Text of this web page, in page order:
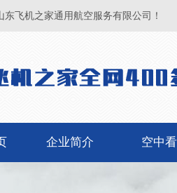
东飞机之家通用航空服务有限公司！
企业简介 空中